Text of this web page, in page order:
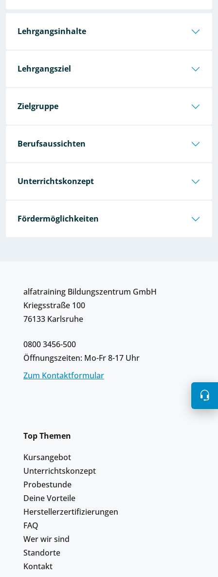
Lehrgangsinhalte
Lehrgangsziel
Zielgruppe
Berufsaussichten
Unterrichtskonzept
Fördermöglichkeiten
alfatraining Bildungszentrum GmbH
Kriegsstraße 100
76133 Karlsruhe
0800 3456-500
Öffnungszeiten: Mo-Fr 8-17 Uhr
Zum Kontaktformular
Top Themen
Kursangebot
Unterrichtskonzept
Probestunde
Deine Vorteile
Herstellerzertifizierungen
FAQ
Wer wir sind
Standorte
Kontakt